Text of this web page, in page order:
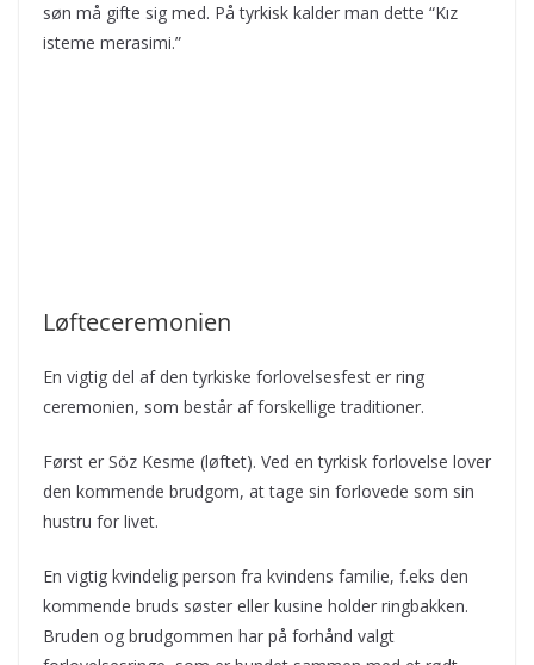
søn må gifte sig med. På tyrkisk kalder man dette “Kız
isteme merasimi.”
Løfteceremonien
En vigtig del af den tyrkiske forlovelsesfest er ring
ceremonien, som består af forskellige traditioner.
Først er Söz Kesme (løftet). Ved en tyrkisk forlovelse lover
den kommende brudgom, at tage sin forlovede som sin
hustru for livet.
En vigtig kvindelig person fra kvindens familie, f.eks den
kommende bruds søster eller kusine holder ringbakken.
Bruden og brudgommen har på forhånd valgt